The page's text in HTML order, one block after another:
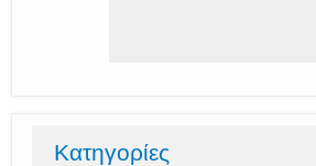
Κατηγορίες